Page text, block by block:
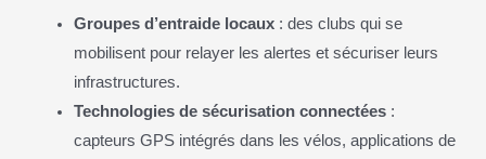
Groupes d’entraide locaux : des clubs qui se
mobilisent pour relayer les alertes et sécuriser leurs
infrastructures.
Technologies de sécurisation connectées :
capteurs GPS intégrés dans les vélos, applications de